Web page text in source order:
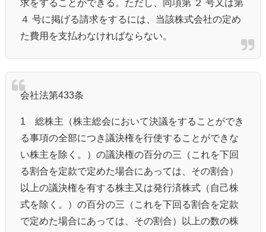
求をすることができる。ただし、同項第 ２ 号又は第
４ 号に掲げる請求をするには、当該株式会社の定め
た費用を支払わなければならない。
会社法第433条
1‌ 総株主（株主総会において決議をすることができ
る事項の全部につき議決権を行使することができな
い株主を除く。）の議決権の百分の三（これを下回
る割合を定款で定めた場合にあっては、その割合）
以上の議決権を有する株主又は発行済株式（自己株
式を除く。）の百分の三（これを下回る割合を定款
で定めた場合にあっては、その割合）以上の数の株